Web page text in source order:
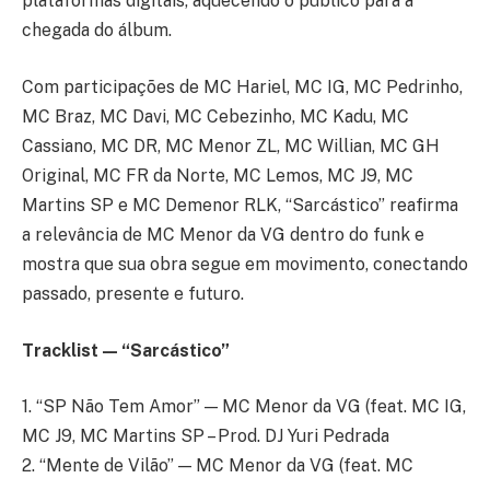
chegada do álbum.
Com participações de MC Hariel, MC IG, MC Pedrinho,
MC Braz, MC Davi, MC Cebezinho, MC Kadu, MC
Cassiano, MC DR, MC Menor ZL, MC Willian, MC GH
Original, MC FR da Norte, MC Lemos, MC J9, MC
Martins SP e MC Demenor RLK, “Sarcástico” reafirma
a relevância de MC Menor da VG dentro do funk e
mostra que sua obra segue em movimento, conectando
passado, presente e futuro.
Tracklist — “Sarcástico”
1. “SP Não Tem Amor” — MC Menor da VG (feat. MC IG,
MC J9, MC Martins SP – Prod. DJ Yuri Pedrada
2. “Mente de Vilão” — MC Menor da VG (feat. MC